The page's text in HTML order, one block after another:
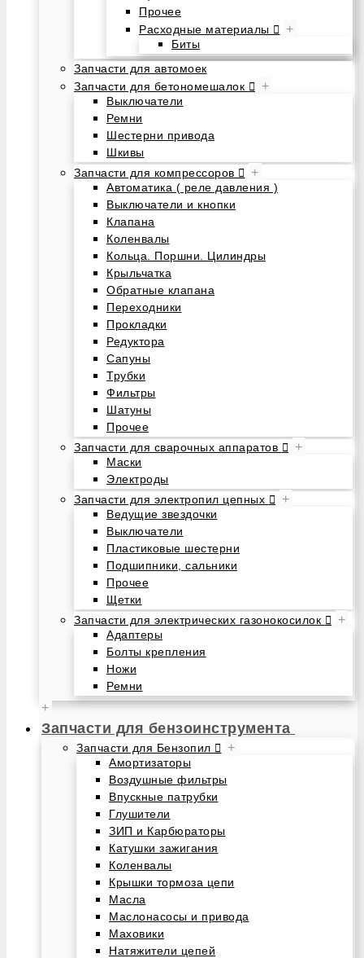
Прочее
Расходные материалы
+
Биты
Запчасти для автомоек
Запчасти для бетономешалок
+
Выключатели
Ремни
Шестерни привода
Шкивы
Запчасти для компрессоров
+
Автоматика ( реле давления )
Выключатели и кнопки
Клапана
Коленвалы
Кольца. Поршни. Цилиндры
Крыльчатка
Обратные клапана
Переходники
Прокладки
Редуктора
Сапуны
Трубки
Фильтры
Шатуны
Прочее
Запчасти для сварочных аппаратов
+
Маски
Электроды
Запчасти для электропил цепных
+
Ведущие звездочки
Выключатели
Пластиковые шестерни
Подшипники, сальники
Прочее
Щетки
Запчасти для электрических газонокосилок
+
Адаптеры
Болты крепления
Ножи
Ремни
+
Запчасти для бензоинструмента
Запчасти для Бензопил +
Амортизаторы
Воздушные фильтры
Впускные патрубки
Глушители
ЗИП и Карбюраторы
Катушки зажигания
Коленвалы
Крышки тормоза цепи
Масла
Маслонасосы и привода
Маховики
Натяжители цепей